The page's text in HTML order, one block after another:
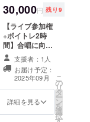
応援ソング
「ありがと
う」を生み
だし、それ
以降は誰か
のために う
たい 奏で続
けることを
決意。
自己資金で補填
いたします
30,000円 残り9
【ライブ参加権
+ボイトレ2時
間】合唱に向け
たボーカル、ボ
イトレレッスン2
時間＋9/17同時
合唱世界記録＆
紅白出場に向け
た決起集会ライ
支援者：1人
お届け予定：
2025年09月
詳細を見る
こ
の
リ
タ
ー
ン
を
選
択